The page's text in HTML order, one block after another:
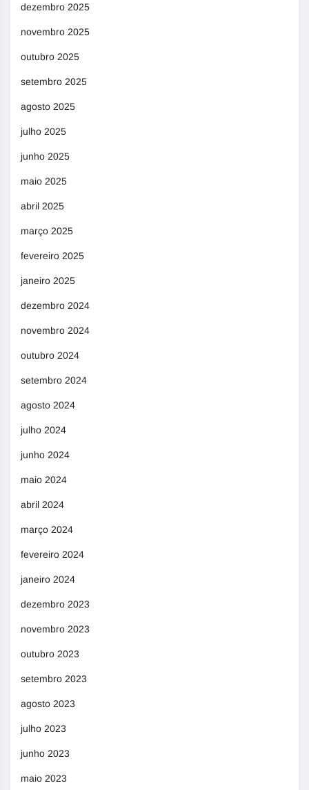
dezembro 2025
novembro 2025
outubro 2025
setembro 2025
agosto 2025
julho 2025
junho 2025
maio 2025
abril 2025
março 2025
fevereiro 2025
janeiro 2025
dezembro 2024
novembro 2024
outubro 2024
setembro 2024
agosto 2024
julho 2024
junho 2024
maio 2024
abril 2024
março 2024
fevereiro 2024
janeiro 2024
dezembro 2023
novembro 2023
outubro 2023
setembro 2023
agosto 2023
julho 2023
junho 2023
maio 2023